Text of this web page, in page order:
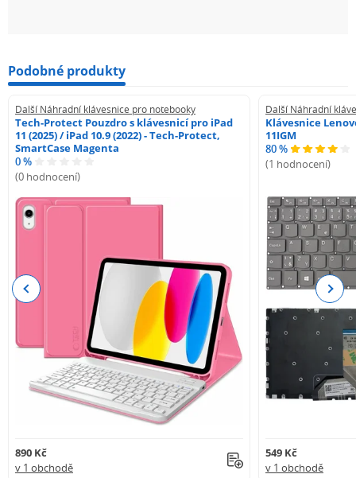
Podobné produkty
Další Náhradní klávesnice pro notebooky
Tech-Protect Pouzdro s klávesnicí pro iPad
11 (2025) / iPad 10.9 (2022) - Tech-Protect,
SmartCase Magenta
0 %
(0 hodnocení)
890 Kč
v 1 obchodě
Další Náhradní
Klávesnice
11IGM
80 %
(1 hodnocení)
549 Kč
v 1 obchodě
Previous Next